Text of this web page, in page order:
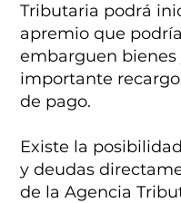
Tributaria podrá
apremio que
embarguen
importante
de pago.
Existe la
y deudas
de la Agencia